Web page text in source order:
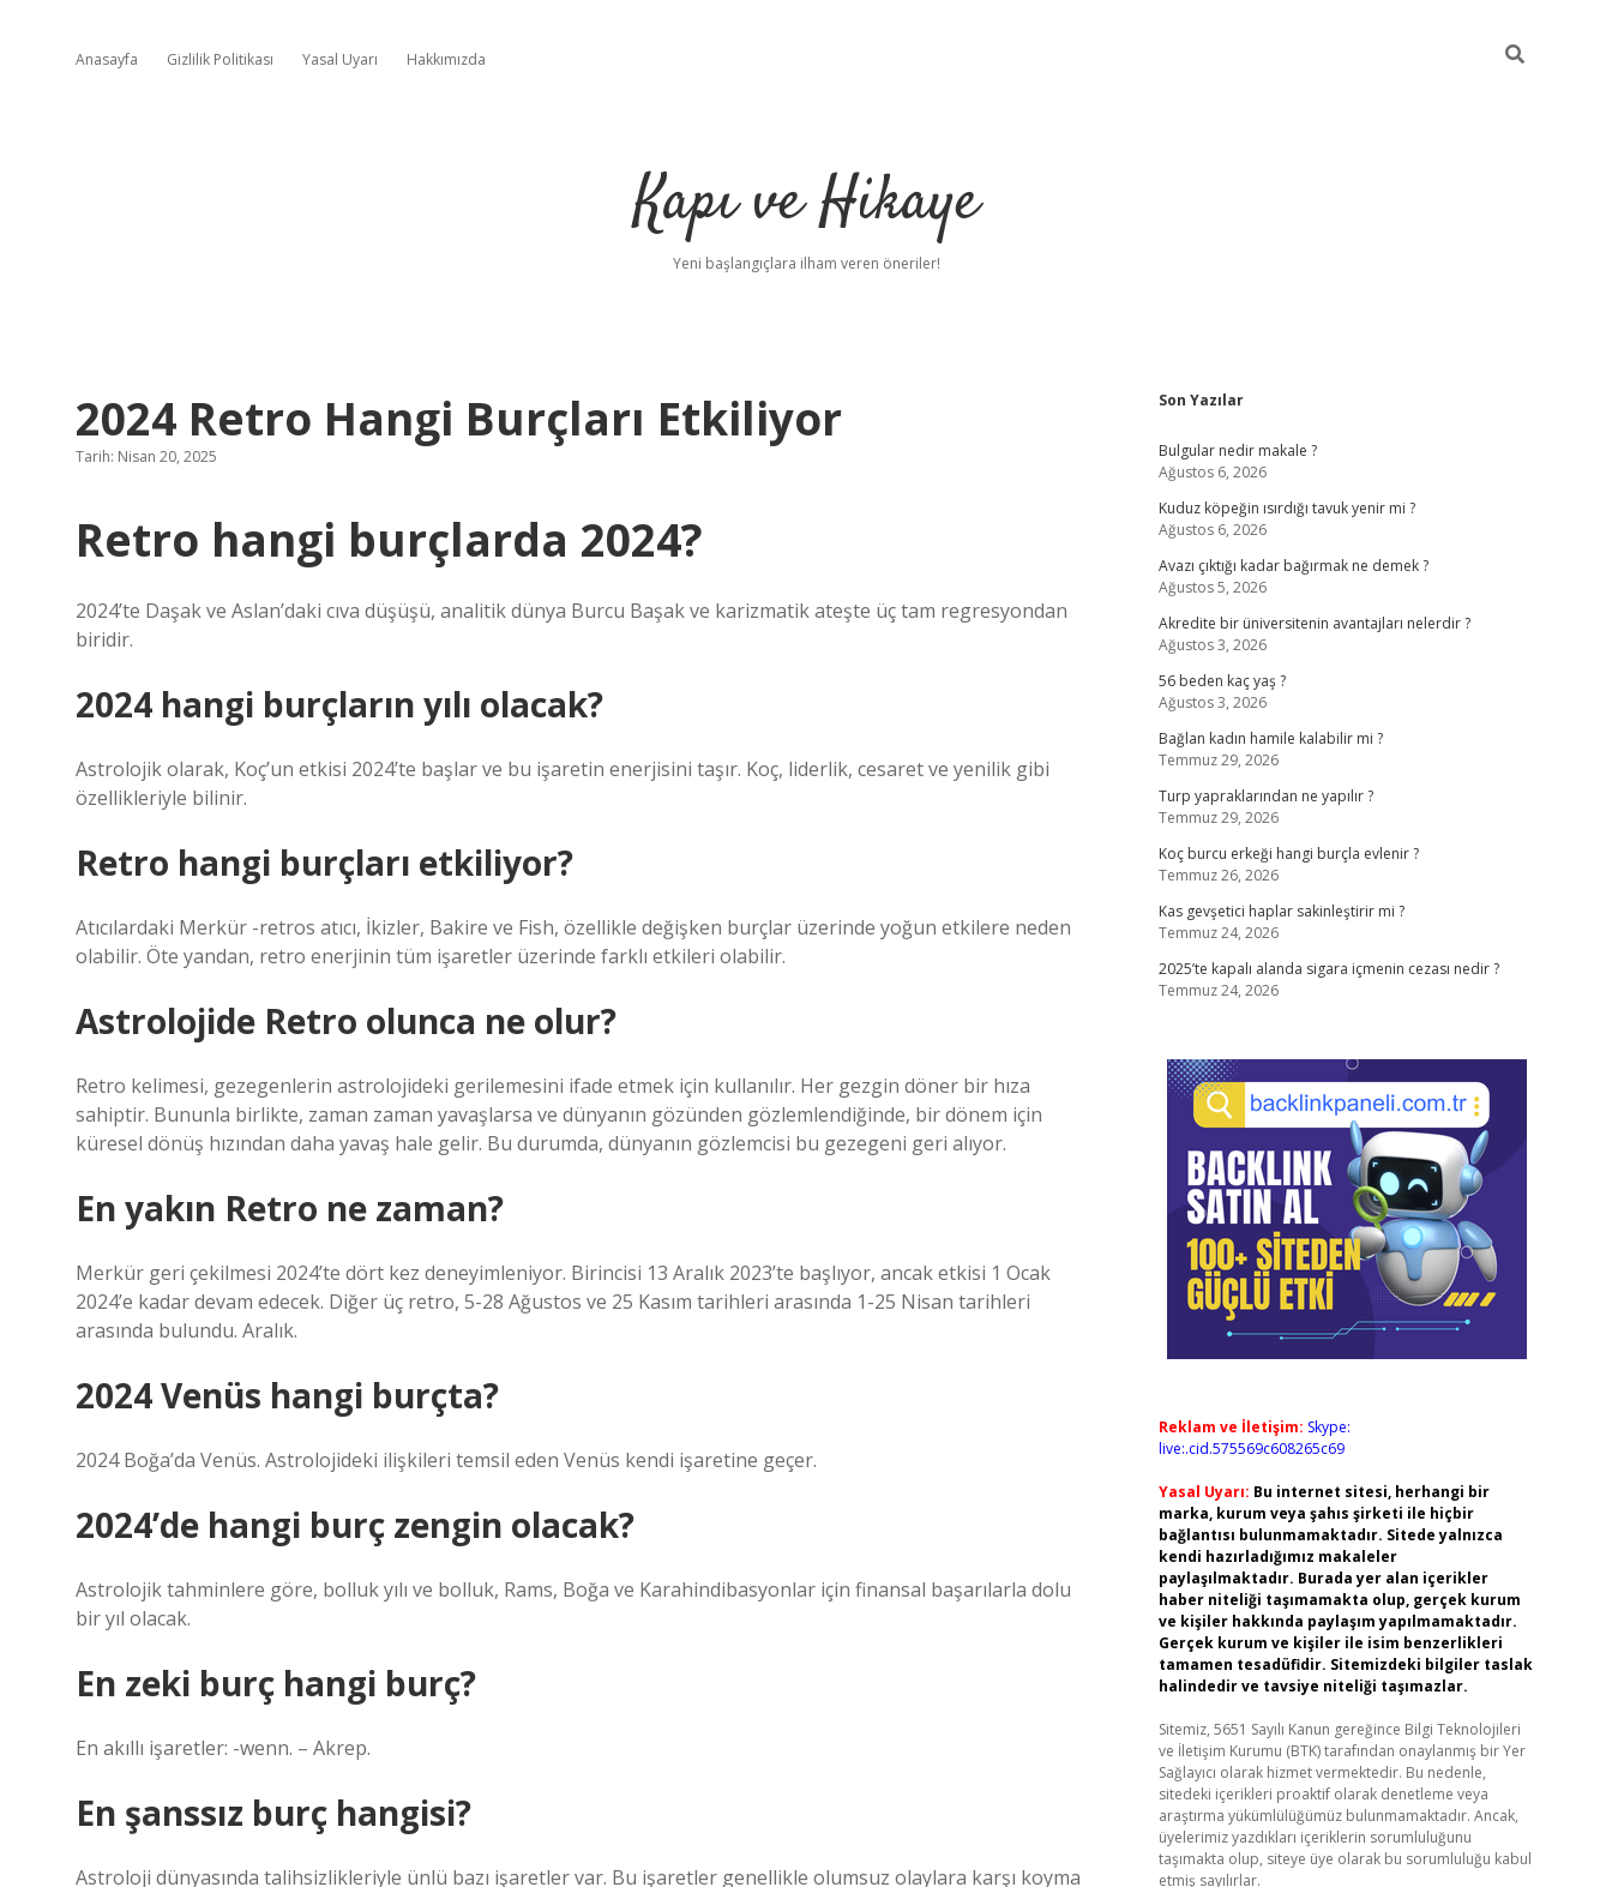
Anasayfa Gizlilik Politikası Yasal Uyarı Hakkımızda
Kapı ve Hikaye
Yeni başlangıçlara ilham veren öneriler!
2024 Retro Hangi Burçları Etkiliyor
Tarih: Nisan 20, 2025
Retro hangi burçlarda 2024?
2024’te Daşak ve Aslan’daki cıva düşüşü, analitik dünya Burcu Başak ve karizmatik ateşte üç tam regresyondan
biridir.
2024 hangi burçların yılı olacak?
Astrolojik olarak, Koç’un etkisi 2024’te başlar ve bu işaretin enerjisini taşır. Koç, liderlik, cesaret ve yenilik gibi
özellikleriyle bilinir.
Retro hangi burçları etkiliyor?
Atıcılardaki Merkür -retros atıcı, İkizler, Bakire ve Fish, özellikle değişken burçlar üzerinde yoğun etkilere neden
olabilir. Öte yandan, retro enerjinin tüm işaretler üzerinde farklı etkileri olabilir.
Astrolojide Retro olunca ne olur?
Retro kelimesi, gezegenlerin astrolojideki gerilemesini ifade etmek için kullanılır. Her gezgin döner bir hıza
sahiptir. Bununla birlikte, zaman zaman yavaşlarsa ve dünyanın gözünden gözlemlendiğinde, bir dönem için
küresel dönüş hızından daha yavaş hale gelir. Bu durumda, dünyanın gözlemcisi bu gezegeni geri alıyor.
En yakın Retro ne zaman?
Merkür geri çekilmesi 2024’te dört kez deneyimleniyor. Birincisi 13 Aralık 2023’te başlıyor, ancak etkisi 1 Ocak
2024’e kadar devam edecek. Diğer üç retro, 5-28 Ağustos ve 25 Kasım tarihleri ​​arasında 1-25 Nisan tarihleri ​​
arasında bulundu. Aralık.
2024 Venüs hangi burçta?
2024 Boğa’da Venüs. Astrolojideki ilişkileri temsil eden Venüs kendi işaretine geçer.
2024’de hangi burç zengin olacak?
Astrolojik tahminlere göre, bolluk yılı ve bolluk, Rams, Boğa ve Karahindibasyonlar için finansal başarılarla dolu
bir yıl olacak.
En zeki burç hangi burç?
En akıllı işaretler: -wenn. – Akrep.
En şanssız burç hangisi?
Astroloji dünyasında talihsizlikleriyle ünlü bazı işaretler var. Bu işaretler genellikle olumsuz olaylara karşı koyma
Sidebar
Son Yazılar
Bulgular nedir makale ?
Ağustos 6, 2026
Kuduz köpeğin ısırdığı tavuk yenir mi ?
Ağustos 6, 2026
Avazı çıktığı kadar bağırmak ne demek ?
Ağustos 5, 2026
Akredite bir üniversitenin avantajları nelerdir ?
Ağustos 3, 2026
56 beden kaç yaş ?
Ağustos 3, 2026
Bağlan kadın hamile kalabilir mi ?
Temmuz 29, 2026
Turp yapraklarından ne yapılır ?
Temmuz 29, 2026
Koç burcu erkeği hangi burçla evlenir ?
Temmuz 26, 2026
Kas gevşetici haplar sakinleştirir mi ?
Temmuz 24, 2026
2025’te kapalı alanda sigara içmenin cezası nedir ?
Temmuz 24, 2026
Reklam ve İletişim: Skype:
live:.cid.575569c608265c69
Yasal Uyarı: Bu internet sitesi, herhangi bir
marka, kurum veya şahıs şirketi ile hiçbir
bağlantısı bulunmamaktadır. Sitede yalnızca
kendi hazırladığımız makaleler
paylaşılmaktadır. Burada yer alan içerikler
haber niteliği taşımamakta olup, gerçek kurum
ve kişiler hakkında paylaşım yapılmamaktadır.
Gerçek kurum ve kişiler ile isim benzerlikleri
tamamen tesadüfidir. Sitemizdeki bilgiler taslak
halindedir ve tavsiye niteliği taşımazlar.
Sitemiz, 5651 Sayılı Kanun gereğince Bilgi Teknolojileri
ve İletişim Kurumu (BTK) tarafından onaylanmış bir Yer
Sağlayıcı olarak hizmet vermektedir. Bu nedenle,
sitedeki içerikleri proaktif olarak denetleme veya
araştırma yükümlülüğümüz bulunmamaktadır. Ancak,
üyelerimiz yazdıkları içeriklerin sorumluluğunu
taşımakta olup, siteye üye olarak bu sorumluluğu kabul
etmiş sayılırlar.